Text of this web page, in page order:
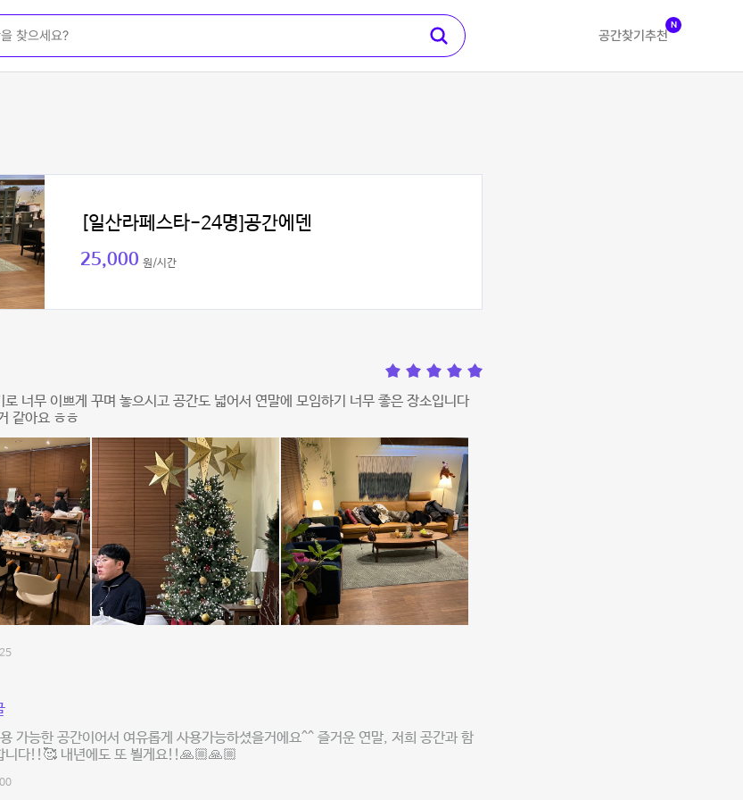
공간찾기 추천
N
[일산라페스타-24명]공간에덴
25,000 원/시간
로 너무 이쁘게 꾸며 놓으시고 공간도 넓어서 연말에 모임하기 너무 좋은 장소입니다
같아요 ㅎㅎ
가능한 공간이어서 여유롭게 사용가능하셨을거에요^^ 즐거운 연말, 저희 공간과 함
니다!!🥰 내년에도 또 뵐게요!!🙏🏼🙏🏼